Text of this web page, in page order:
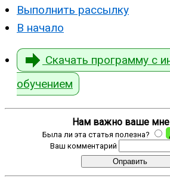
Выполнить рассылку
В начало
Скачать программу с
обучением
Нам важно ваше
Была ли эта статья полезна?
Ваш комментарий